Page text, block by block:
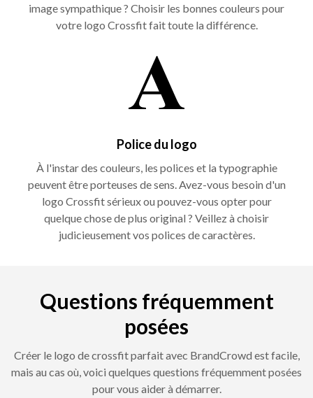
image sympathique ? Choisir les bonnes couleurs pour
votre logo Crossfit fait toute la différence.
Police du logo
À l'instar des couleurs, les polices et la typographie
peuvent être porteuses de sens. Avez-vous besoin d'un
logo Crossfit sérieux ou pouvez-vous opter pour
quelque chose de plus original ? Veillez à choisir
judicieusement vos polices de caractères.
Questions fréquemment
posées
Créer le logo de crossfit parfait avec BrandCrowd est facile,
mais au cas où, voici quelques questions fréquemment posées
pour vous aider à démarrer.